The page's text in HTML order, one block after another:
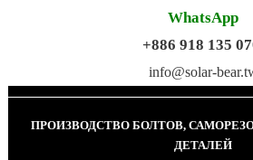
WhatsApp
+886 918 135
info@solar-
ПРОИЗВОДСТВО
ПРОИЗВОДСТВО БОЛТОВ,
ДЕТАЛЕЙ